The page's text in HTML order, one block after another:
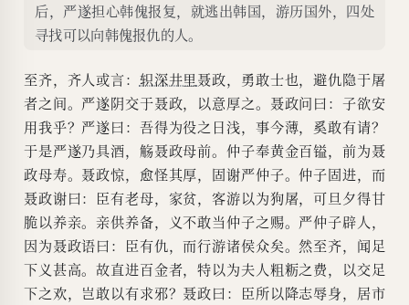
后，严遂担心韩傀报复，就逃出韩国，游历国外，四处
寻找可以向韩傀报仇的人。
至齐，齐人或言： 轵深井里聂政，勇敢士也，避仇隐于屠
者之间。严遂阴交于聂政，以意厚之。聂政问曰：子欲安
用我乎？严遂曰：吾得为役之日浅，事今薄，奚敢有请？
于是严遂乃具酒，觞聂政母前。仲子奉黄金百镒，前为聂
政母寿。聂政惊，愈怪其厚，固谢严仲子。仲子固进，而
聂政谢曰：臣有老母，家贫，客游以为狗屠，可旦夕得甘
脆以养亲。亲供养备，义不敢当仲子之赐。严仲子辟人，
因为聂政语曰：臣有仇，而行游诸侯众矣。然至齐，闻足
下义甚高。故直进百金者，特以为夫人粗粝之费，以交足
下之欢，岂敢以有求邪？聂政曰：臣所以降志辱身，居市